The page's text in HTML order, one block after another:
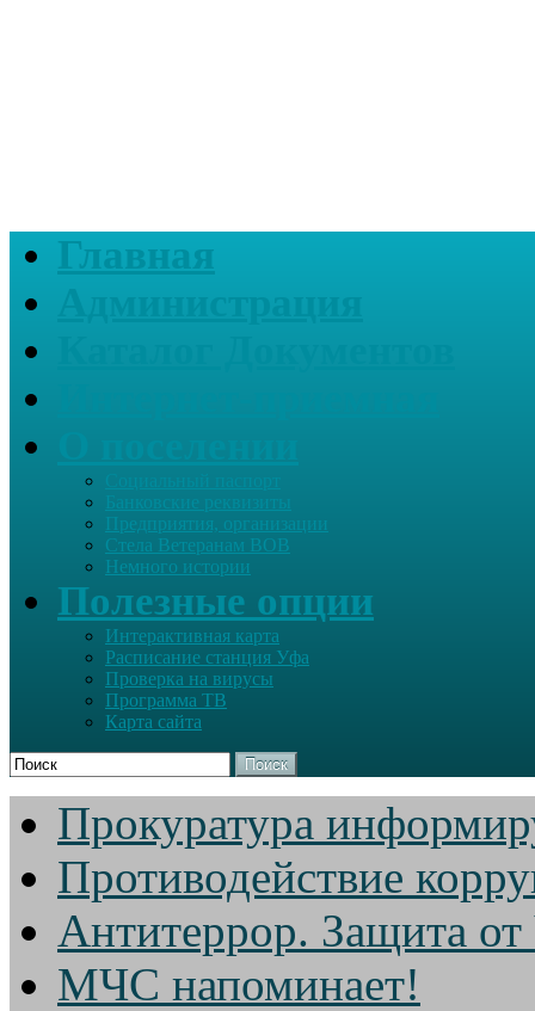
Главная
Банковские реквизиты
Предприятия, организации
Стела Ветеранам ВОВ
Немного истории
Полезные опции
Интерактивная карта
Расписание станция Уфа
Проверка на вирусы
Программа ТВ
Карта сайта
Поиск
Прокуратура
Противодействие
Антитеррор. Защита
МЧС напоминает!